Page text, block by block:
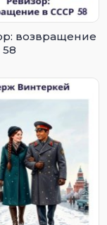
возвращение